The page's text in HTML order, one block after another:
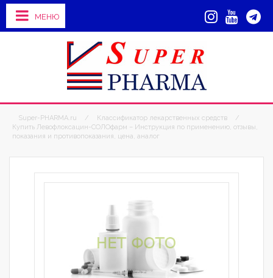
МЕНЮ
Super-PHARMA.ru / Классификатор лекарственных средств
/
Купить Левофлоксацин-СОЛОфарм – Инструкция по применению, отзывы,
показания и противопоказания, цена, аналог